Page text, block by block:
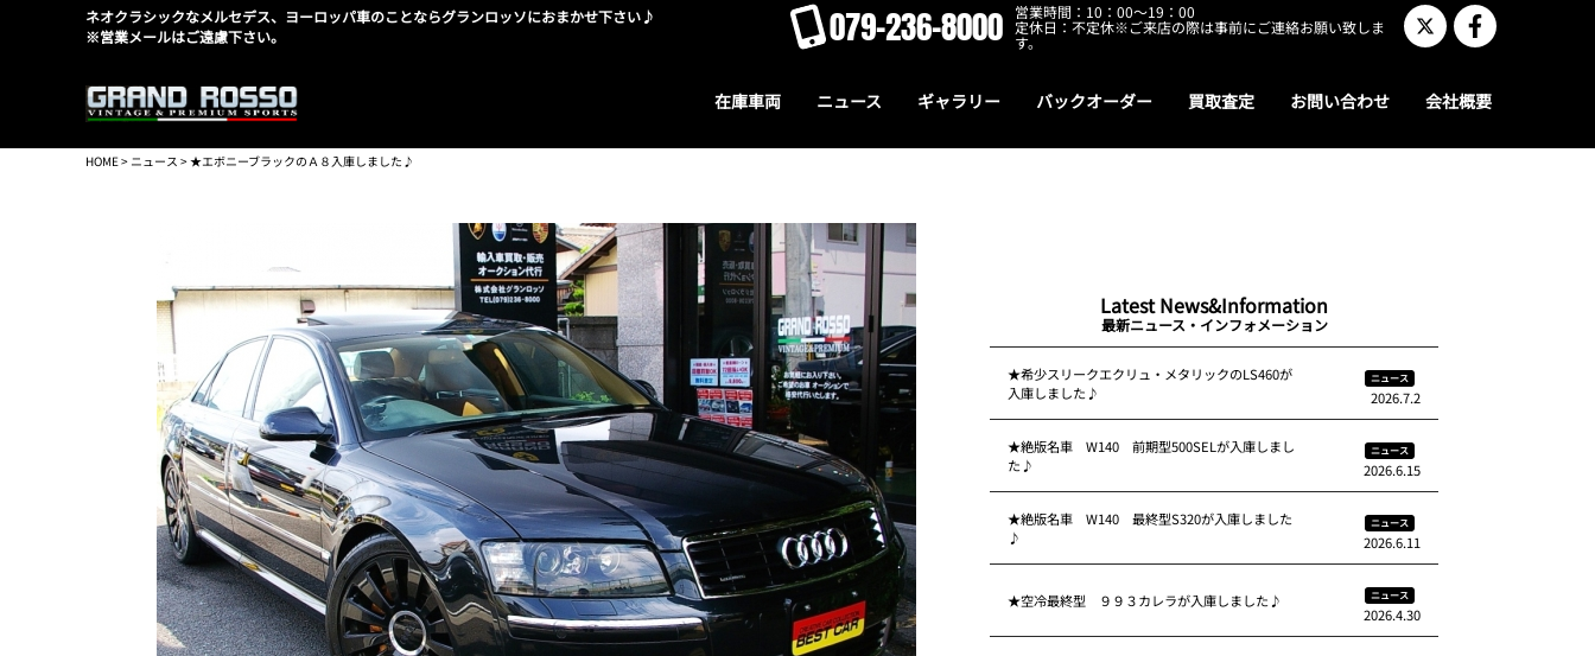
ネオクラシックなメルセデス、ヨーロッパ車のことならグランロッソにおまかせ下さい♪
※営業メールはご遠慮下さい。
079-236-8000 営業時間：10：00～19：00
定休日：不定休※ご来店の際は事前にご連絡お願い致しま
す。
在庫車両 ニュース ギャラリー バックオーダー 買取査定 お問い合わせ 会社概要
HOME> ニュース > ★エボニーブラックのＡ８入庫しました♪
Latest News&Information
最新ニュース・インフォメーション
★希少スリークエクリュ・メタリックのLS460が
入庫しました♪
ニュース
2026.7.2
★絶版名車 W140 前期型500SELが入庫しまし
た♪
ニュース
2026.6.15
★絶版名車 W140 最終型S320が入庫しました
♪
ニュース
2026.6.11
★空冷最終型 ９９３カレラが入庫しました♪ ニュース
2026.4.30